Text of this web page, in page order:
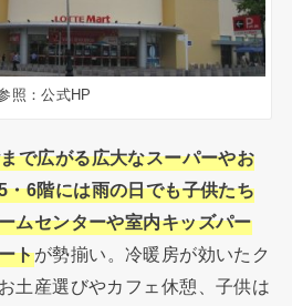
照：公式HP
で広がる広大なスーパーやお
・6階には雨の日でも子供たち
ムセンターや室内キッズパー
トが勢揃い。冷暖房が効いたク
土産選びやカフェ休憩、子供は